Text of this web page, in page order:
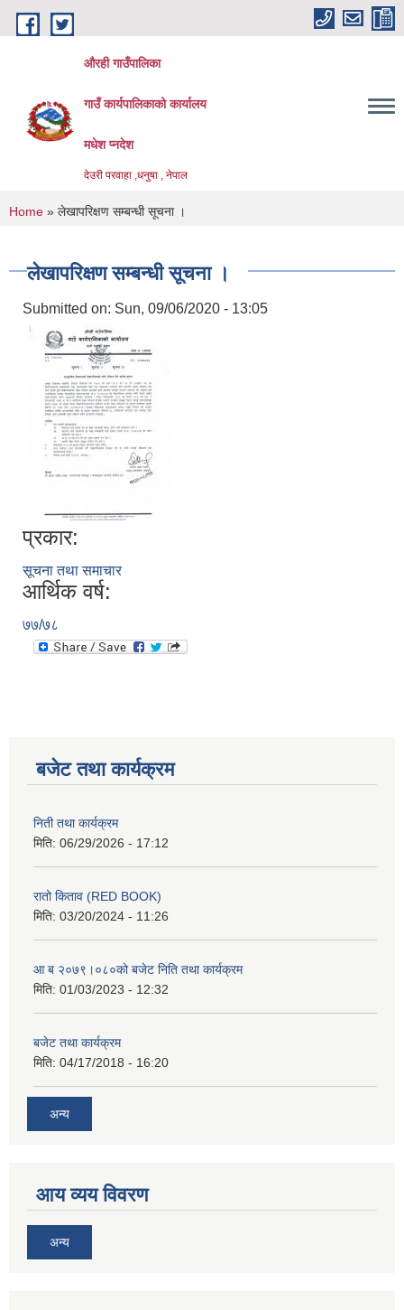
Skip to main content
औरही गाउँपालिका
गाउँ कार्यपालिकाको कार्यालय
मधेश प्नदेश
देउरी परवाहा ,धनुषा , नेपाल
You are here
Home » लेखापरिक्षण सम्बन्धी सूचना ।
लेखापरिक्षण सम्बन्धी सूचना ।
Submitted on: Sun, 09/06/2020 - 13:05
प्रकार:
सूचना तथा समाचार
आर्थिक वर्ष:
७७/७८
बजेट तथा कार्यक्रम
निती तथा कार्यक्रम
मिति: 06/29/2026 - 17:12
रातो किताव (RED BOOK)
मिति: 03/20/2024 - 11:26
आ ब २०७९।०८०को बजेट निति तथा कार्यक्रम
मिति: 01/03/2023 - 12:32
बजेट तथा कार्यक्रम
मिति: 04/17/2018 - 16:20
अन्य
आय व्यय विवरण
अन्य